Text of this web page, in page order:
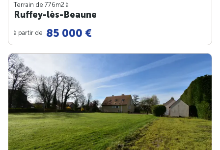
Terrain de 776m2 à
Ruffey-lès-Beaune
à partir de 85 000 €